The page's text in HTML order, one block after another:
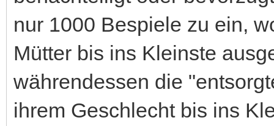
nur 1000 Bespiele zu ein,
Mütter bis ins Kleinste
währendessen die
ihrem Geschlecht bis ins